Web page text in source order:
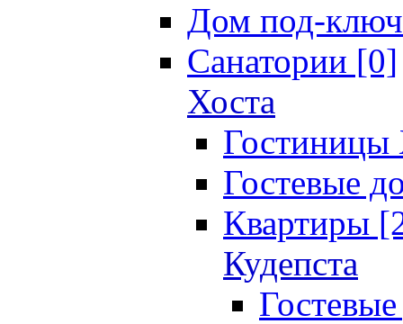
Дом под-
Санатории [0]
Хоста
Гостевые
Квартиры
Кудепста